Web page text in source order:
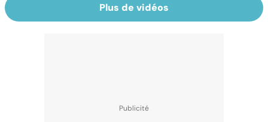
Plus de vidéos